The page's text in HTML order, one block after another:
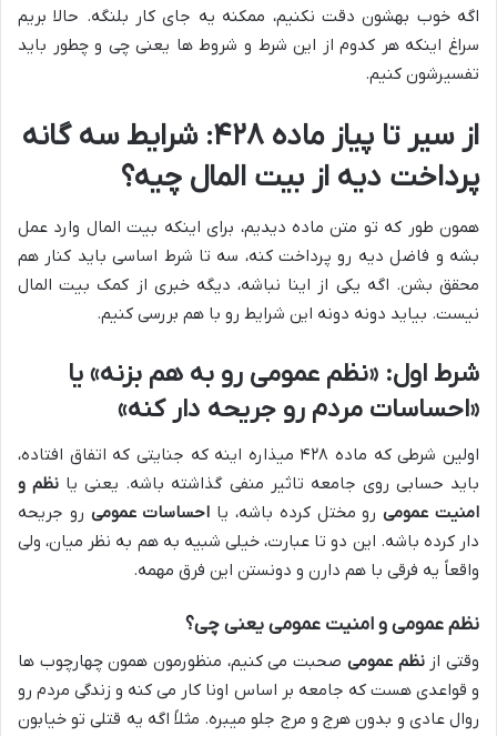
اگه خوب بهشون دقت نکنیم، ممکنه یه جای کار بلنگه. حالا بریم
سراغ اینکه هر کدوم از این شرط و شروط ها یعنی چی و چطور باید
تفسیرشون کنیم.
از سیر تا پیاز ماده ۴۲۸: شرایط سه گانه
پرداخت دیه از بیت المال چیه؟
همون طور که تو متن ماده دیدیم، برای اینکه بیت المال وارد عمل
بشه و فاضل دیه رو پرداخت کنه، سه تا شرط اساسی باید کنار هم
محقق بشن. اگه یکی از اینا نباشه، دیگه خبری از کمک بیت المال
نیست. بیاید دونه دونه این شرایط رو با هم بررسی کنیم.
شرط اول: «نظم عمومی رو به هم بزنه» یا
«احساسات مردم رو جریحه دار کنه»
اولین شرطی که ماده ۴۲۸ میذاره اینه که جنایتی که اتفاق افتاده،
باید حسابی روی جامعه تاثیر منفی گذاشته باشه. یعنی یا نظم و
امنیت عمومیرو مختل کرده باشه، یا احساسات عمومی رو جریحه
دار کرده باشه. این دو تا عبارت، خیلی شبیه به هم به نظر میان، ولی
واقعاً یه فرقی با هم دارن و دونستن این فرق مهمه.
نظم عمومی و امنیت عمومی یعنی چی؟
وقتی ازنظم عمومی صحبت می کنیم، منظورمون همون چهارچوب ها
و قواعدی هست که جامعه بر اساس اونا کار می کنه و زندگی مردم رو
روال عادی و بدون هرج و مرج جلو میبره. مثلاً اگه یه قتلی تو خیابون